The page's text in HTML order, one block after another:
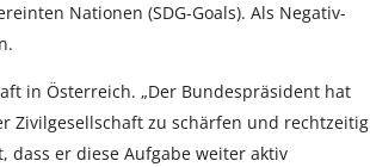
Nationen (SDG-Goals). Als Negativ-
in Österreich. „Der Bundespräsident hat
Zivilgesellschaft zu schärfen und rechtzeitig
dass er diese Aufgabe weiter aktiv